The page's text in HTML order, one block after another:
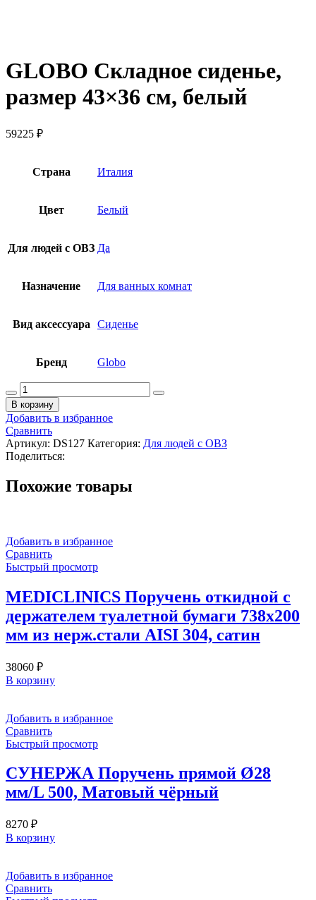
GLOBO Складное сиденье,
размер 43×36 см, белый
59225 ₽
Страна Италия
Цвет Белый
Для людей с ОВЗ Да
Назначение Для ванных комнат
Вид аксессуара Сиденье
Бренд Globo
Количество
товара
GLOBO
Складное
сиденье,
размер
43x36
белый
В корзину
Добавить в избранное
Сравнить
Артикул: DS127 Категория: Для людей с ОВЗ
Поделиться:
Похожие товары
Добавить в избранное
Сравнить
Быстрый просмотр
MEDICLINICS Поручень откидной с
держателем туалетной бумаги 738х200
мм из нерж.стали AISI 304, сатин
38060 ₽
В корзину
Добавить в избранное
Сравнить
Быстрый просмотр
СУНЕРЖА Поручень прямой Ø28
мм/L 500, Матовый чёрный
8270 ₽
В корзину
Добавить в избранное
Сравнить